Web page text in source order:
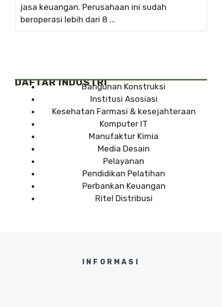
jasa keuangan. Perusahaan ini sudah
beroperasi lebih dari 8 ...
DAFTAR INDUSTRIBangunan Konstruksi
Institusi Asosiasi
Kesehatan Farmasi & kesejahteraan
Komputer IT
Manufaktur Kimia
Media Desain
Pelayanan
Pendidikan Pelatihan
Perbankan Keuangan
Ritel Distribusi
INFORMASI